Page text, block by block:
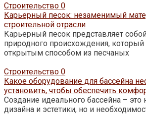
Строительство 0
Карьерный песок: незаменимый
строительной отрасли
Карьерный песок представляет
природного происхождения,
открытым способом из песчаных
Строительство 0
Какое оборудование для бассейна
установить, чтобы обеспечить
Создание идеального бассейна – это
дизайна и эстетики, но и